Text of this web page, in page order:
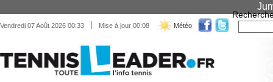
Vendredi 07 Août 2026 00:33 | Mise à jour 00:08 Météo